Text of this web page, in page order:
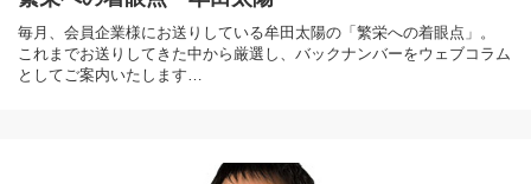
毎月、会員企業様にお送りしている牟田太陽の「繁栄への着眼点」。
これまでお送りしてきた中から厳選し、バックナンバーをウェブコラム
としてご案内いたします…